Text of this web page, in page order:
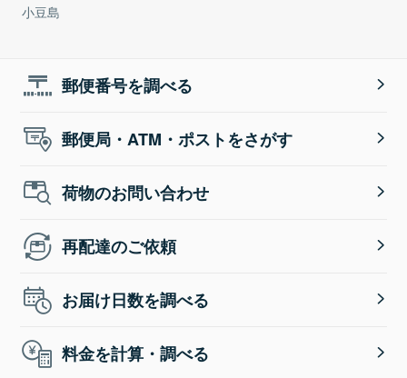
小豆島
郵便番号を調べる
郵便局・ATM・ポストをさがす
荷物のお問い合わせ
再配達のご依頼
お届け日数を調べる
料金を計算・調べる